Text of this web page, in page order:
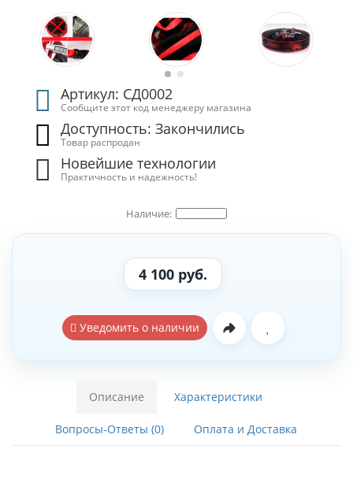
Артикул: СД0002
Сообщите этот код менеджеру магазина
Доступность: Закончились
Товар распродан
Новейшие технологии
Практичность и надежность!
4 100 руб.
Уведомить о наличии
Описание Характеристики
Вопросы-Ответы (0) Оплата и Доставка